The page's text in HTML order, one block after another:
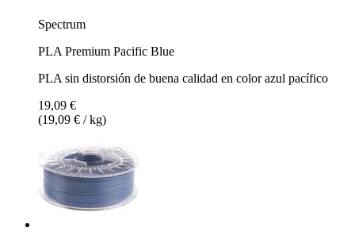
Spectrum
PLA Premium Pacific Blue
PLA sin distorsión de buena calidad en color azul pacífico
19,09 €
(19,09 € / kg)